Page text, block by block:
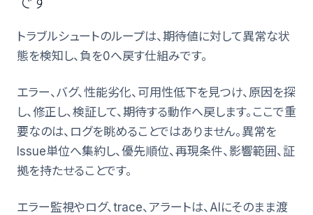
トラブルシュートのループは、期待値に対して異常な状
態を検知し、負を0へ戻す仕組みです。
エラー、バグ、性能劣化、可用性低下を見つけ、原因を探
し、修正し、検証して、期待する動作へ戻します。ここで重
要なのは、ログを眺めることではありません。異常を
Issue単位へ集約し、優先順位、再現条件、影響範囲、証
拠を持たせることです。
エラー監視やログ、trace、アラートは、AIにそのまま渡